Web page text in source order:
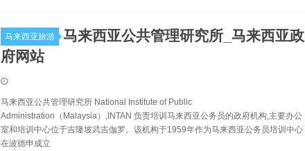
马来西亚旅游
马来西亚公共管理研究所_马来西亚政
府网站
马来西亚公共管理研究所 National Institute of Public
Administration（Malaysia）,INTAN 负责培训马来西亚公务员的政府机构,主要办公
室和培训中心位于吉隆坡武吉伽罗。该机构于1959年作为马来西亚公务员培训中心
在波德申成立